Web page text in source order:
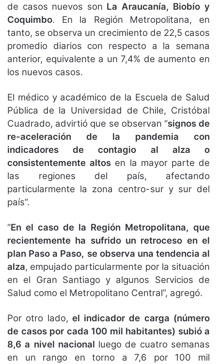
de casos nuevos son La Araucanía, Biobío y
Coquimbo. En la Región Metropolitana, en
tanto, se observa un crecimiento de 22,5 casos
promedio diarios con respecto a la semana
anterior, equivalente a un 7,4% de aumento en
los nuevos casos.
El médico y académico de la Escuela de Salud
Pública de la Universidad de Chile, Cristóbal
Cuadrado, advirtió que se observan “signos de
re-aceleración de la pandemia con
indicadores de contagio al alza o
consistentemente altos en la mayor parte de
las regiones del país, afectando
particularmente la zona centro-sur y sur del
país”.
“En el caso de la Región Metropolitana, que
recientemente ha sufrido un retroceso en el
plan Paso a Paso, se observa una tendencia al
alza, empujado particularmente por la situación
en el Gran Santiago y algunos Servicios de
Salud como el Metropolitano Central”, agregó.
Por otro lado, el indicador de carga (número
de casos por cada 100 mil habitantes) subió a
8,6 a nivel nacional luego de cuatro semanas
en un rango en torno a 7,6 por 100 mil